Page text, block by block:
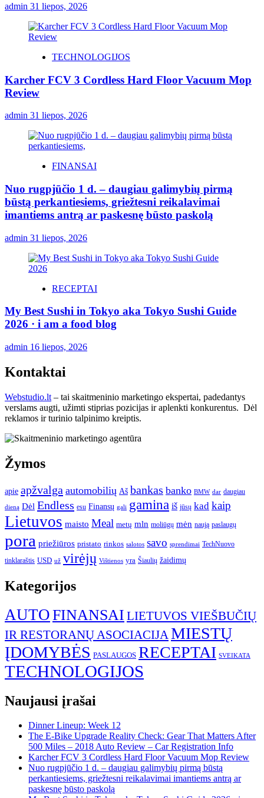
admin 31 liepos, 2026
TECHNOLOGIJOS
Karcher FCV 3 Cordless Hard Floor Vacuum Mop
Review
admin 31 liepos, 2026
FINANSAI
Nuo rugpjūčio 1 d. – daugiau galimybių pirmą
būstą perkantiesiems, griežtesni reikalavimai
imantiems antrą ar paskesnę būsto paskolą
admin 31 liepos, 2026
RECEPTAI
My Best Sushi in Tokyo aka Tokyo Sushi Guide
2026 · i am a food blog
admin 16 liepos, 2026
Kontaktai
Webstudio.lt – tai skaitmeninio marketingo ekspertai, padedantys
verslams augti, užimti stiprias pozicijas ir aplenkti konkurentus. Dėl
reklamos ir turinio talpinimo kreiptis.
Žymos
apie apžvalga automobilių Aš bankas banko BMW dar daugiau
dieną Dėl Endless esu Finansų gali gamina iš jūsų kad kaip
Lietuvos maisto Meal metų mln moliūgų mėn naują paslaugų
pora priežiūros pristato rinkos salotos savo sprendimai TechNuovo
tinklaraštis USD už virėjų Vištienos yra Šiaulių žaidimų
Kategorijos
AUTOFINANSAI LIETUVOS VIEŠBUČIŲ
IR RESTORANŲ ASOCIACIJA MIESTŲ
ĮDOMYBĖS PASLAUGOS RECEPTAI SVEIKATA
TECHNOLOGIJOS
Naujausi įrašai
Dinner Lineup: Week 12
The E-Bike Upgrade Reality Check: Gear That Matters After
500 Miles – 2018 Auto Review – Car Registration Info
Karcher FCV 3 Cordless Hard Floor Vacuum Mop Review
Nuo rugpjūčio 1 d. – daugiau galimybių pirmą būstą
perkantiesiems, griežtesni reikalavimai imantiems antrą ar
paskesnę būsto paskolą